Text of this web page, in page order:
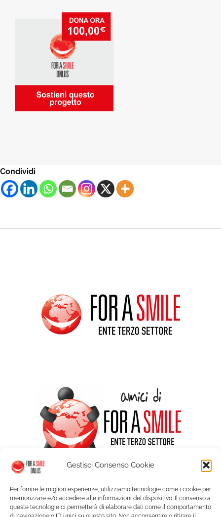
Gestisci Consenso Cookie
Per fornire le migliori esperienze, utilizziamo tecnologie come i cookie per
memorizzare e/o accedere alle informazioni del dispositivo. Il consenso a
queste tecnologie ci permetterà di elaborare dati come il comportamento
Condividi